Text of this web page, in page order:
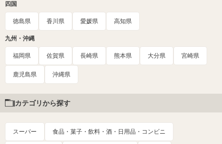
四国
徳島県 香川県 愛媛県 高知県
九州・沖縄
福岡県 佐賀県 長崎県 熊本県 大分県 宮崎県
鹿児島県 沖縄県
カテゴリから探す
スーパー 食品・菓子・飲料・酒・日用品・コンビニ